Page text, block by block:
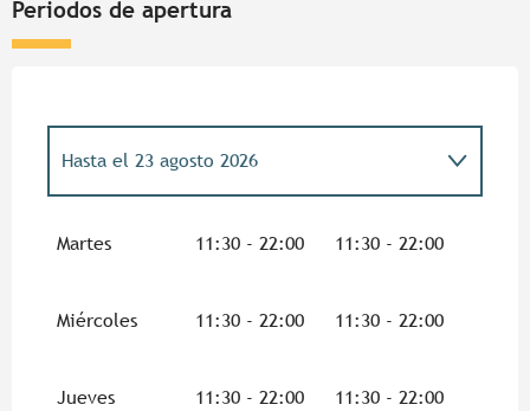
Periodos de apertura
Hasta el 23 agosto 2026
Martes 11:30 - 22:00 11:30 - 22:00
Miércoles 11:30 - 22:00 11:30 - 22:00
Jueves 11:30 - 22:00 11:30 - 22:00